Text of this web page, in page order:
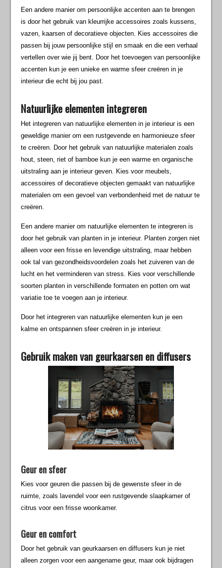
Een andere manier om persoonlijke accenten aan te brengen
is door het gebruik van kleurrijke accessoires zoals kussens,
vazen, kaarsen of decoratieve objecten. Kies accessoires die
passen bij jouw persoonlijke stijl en smaak en die een verhaal
vertellen over wie jij bent. Door het toevoegen van persoonlijke
accenten kun je een unieke en warme sfeer creëren in je
interieur die echt bij jou past.
Natuurlijke elementen integreren
Het integreren van natuurlijke elementen in je interieur is een
geweldige manier om een rustgevende en harmonieuze sfeer
te creëren. Door het gebruik van natuurlijke materialen zoals
hout, steen, riet of bamboe kun je een warme en organische
uitstraling aan je interieur geven. Kies voor meubels,
accessoires of decoratieve objecten gemaakt van natuurlijke
materialen om een gevoel van verbondenheid met de natuur te
creëren.
Een andere manier om natuurlijke elementen te integreren is
door het gebruik van planten in je interieur. Planten zorgen niet
alleen voor een frisse en levendige uitstraling, maar hebben
ook tal van gezondheidsvoordelen zoals het zuiveren van de
lucht en het verminderen van stress. Kies voor verschillende
soorten planten in verschillende formaten en potten om wat
variatie toe te voegen aan je interieur.
Door het integreren van natuurlijke elementen kun je een
kalme en ontspannen sfeer creëren in je interieur.
Gebruik maken van geurkaarsen en diffusers
Geur en sfeer
Kies voor geuren die passen bij de gewenste sfeer in de
ruimte, zoals lavendel voor een rustgevende slaapkamer of
citrus voor een frisse woonkamer.
Geur en comfort
Door het gebruik van geurkaarsen en diffusers kun je niet
alleen zorgen voor een aangename geur, maar ook bijdragen